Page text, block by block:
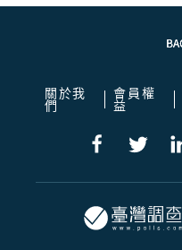
關於我
們
會員權
益